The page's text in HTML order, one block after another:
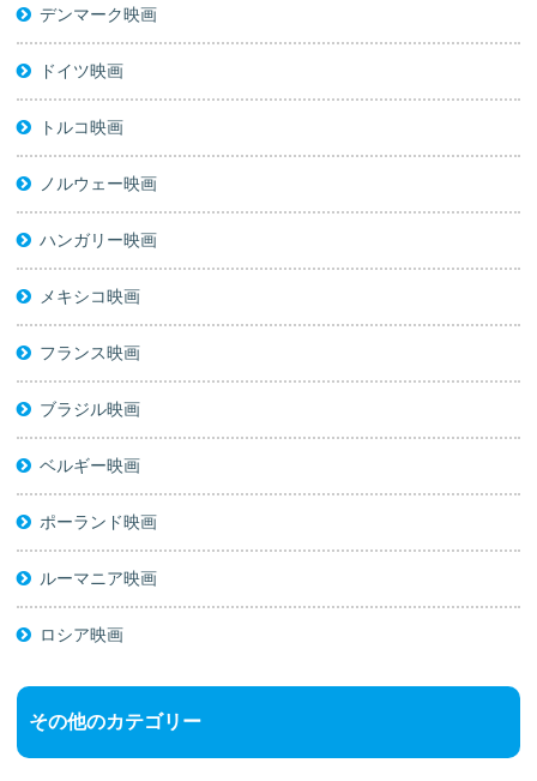
デンマーク映画
ドイツ映画
トルコ映画
ノルウェー映画
ハンガリー映画
メキシコ映画
フランス映画
ブラジル映画
ベルギー映画
ポーランド映画
ルーマニア映画
ロシア映画
その他のカテゴリー